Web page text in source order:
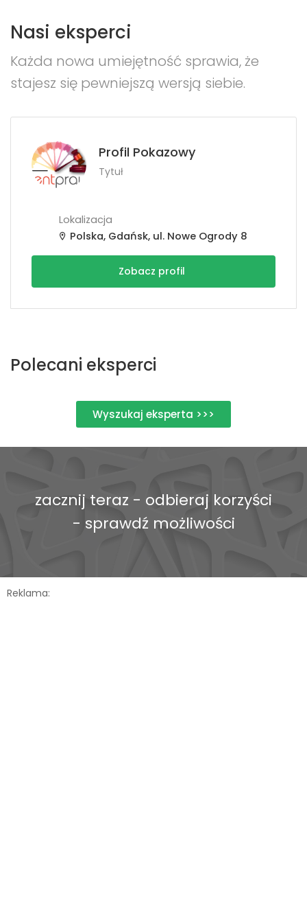
Nasi eksperci
Każda nowa umiejętność sprawia, że
stajesz się pewniejszą wersją siebie.
Profil Pokazowy
Tytuł
Lokalizacja
Polska, Gdańsk, ul. Nowe Ogrody 8
Zobacz profil
Polecani eksperci
Wyszukaj eksperta >>>
zacznij teraz - odbieraj korzyści
- sprawdź możliwości
Reklama: